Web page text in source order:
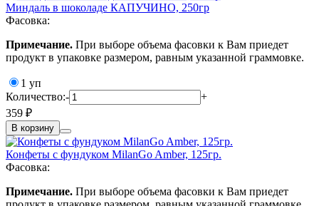
Миндаль в шоколаде КАПУЧИНО, 250гр
Фасовка:
Примечание. При выборе объема фасовки к Вам приедет
продукт в упаковке размером, равным указанной граммовке.
1 уп
Количество:-
+
359 ₽
В корзину
Конфеты с фундуком MilanGo Amber, 125гр.
Фасовка:
Примечание. При выборе объема фасовки к Вам приедет